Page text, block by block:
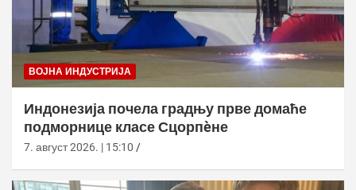
ВОЈНА ИНДУСТРИЈА
Индонезија почела градњу прве домаће
подморнице класе Сцорпèне
7. август 2026. | 15:10